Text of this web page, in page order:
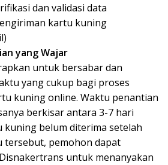
dan validasi data
kartu kuning
yang Wajar
untuk bersabar dan
yang cukup bagi proses
kuning online. Waktu penantian
berkisar antara 3-7 hari
kuning belum diterima setelah
tersebut, pemohon dapat
untuk menanyakan